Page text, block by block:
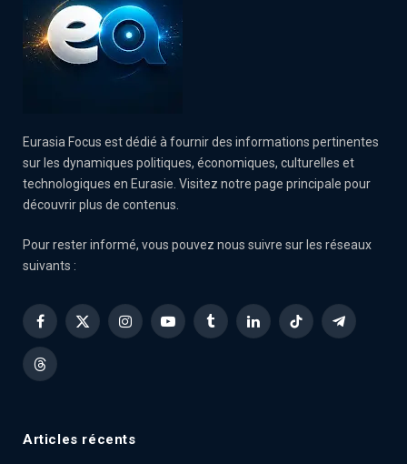
Eurasia Focus est dédié à fournir des informations pertinentes
sur les dynamiques politiques, économiques, culturelles et
technologiques en Eurasie. Visitez notre page principale pour
découvrir plus de contenus.
Pour rester informé, vous pouvez nous suivre sur les réseaux
suivants :
Facebook
X
InstagramYouTubeTumblrLinkedInTikTok Telegram
Threads
Articles récents